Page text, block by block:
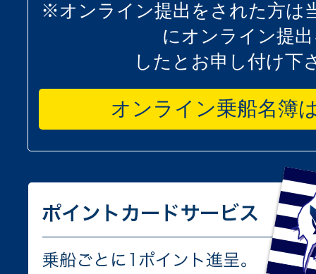
※オンライン提出をされた方は
にオンライン提
したとお申し付け下
オンライン乗船名簿